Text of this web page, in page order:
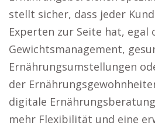
stellt sicher, dass jeder
Experten zur Seite hat, egal
Gewichtsmanagement,
Ernährungsumstellungen
der
digitale
mehr Flexibilität und eine